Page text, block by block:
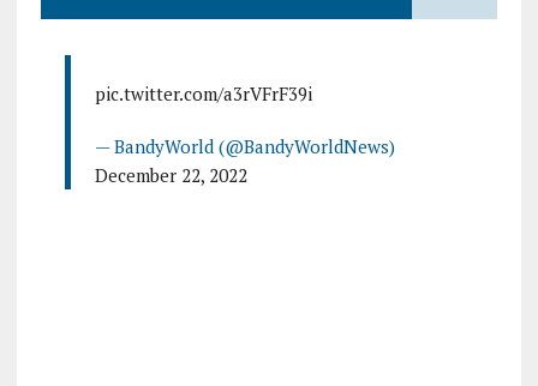
pic.twitter.com/a3rVFrF39i
— BandyWorld (@BandyWorldNews)
December 22, 2022